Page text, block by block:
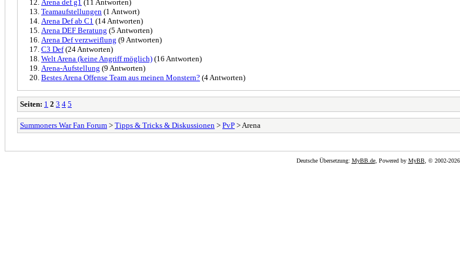
Arena def g1 (11 Antworten)
Teamaufstellungen (1 Antwort)
Arena Def ab C1 (14 Antworten)
Arena DEF Beratung (5 Antworten)
Arena Def verzweiflung (9 Antworten)
C3 Def(24 Antworten)
Welt Arena (keine Angriff möglich) (16 Antworten)
Arena-Aufstellung (9 Antworten)
Bestes Arena Offense Team aus meinen Monstern? (4 Antworten)
Seiten: 1 2 3 4 5
Summoners War Fan Forum > Tipps & Tricks & Diskussionen > PvP > Arena
Deutsche Übersetzung: MyBB.de, Powered by MyBB, © 2002-2026